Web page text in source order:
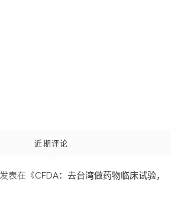
近期评论
发表在《CFDA：去台湾做药物临床试验，